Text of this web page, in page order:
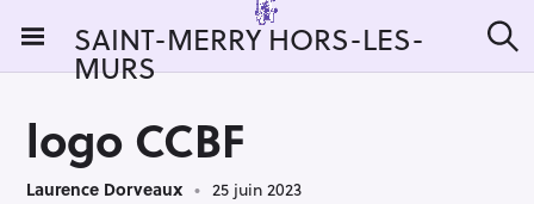
i
SAINT-MERRY HORS-LES-
MURS e
logo CCBF
Laurence Dorveaux 25 juin 2023